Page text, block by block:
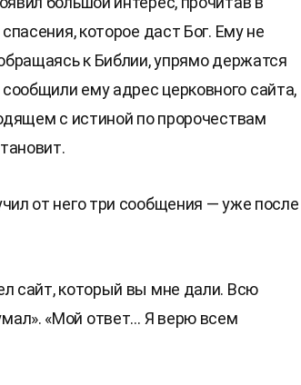
которое даст Бог. Ему не
к Библии, упрямо держатся
ему адрес церковного сайта,
с истиной по пророчествам
от него три сообщения — уже после
сайт, который вы мне дали. Всю
«Мой ответ… Я верю всем